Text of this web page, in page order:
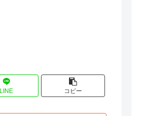
LINE コピー